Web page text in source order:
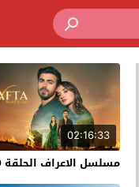
02:16:33
مسلسل الاعراف الحلقة 40